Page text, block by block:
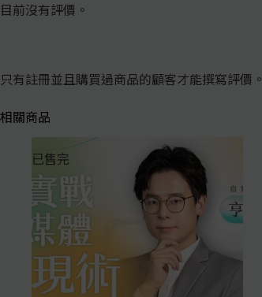
目前沒有評價。
只有註冊並且購買過商品的顧客才能撰寫評價。
相關商品
已售完